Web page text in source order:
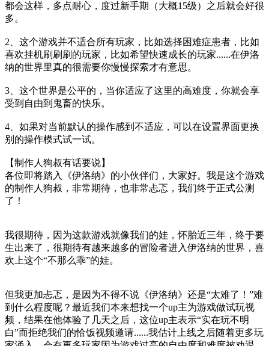
都会这样，多点耐心，度过新手期（大概15级）之后就会好很
多。
2、这个游戏并不适合所有玩家，比如选择困难症患者，比如
喜欢挂机刷刷刷的玩家，比如希望快速成长的玩家......在伊洛
纳的世界里真的很需要你慢慢探索才有意思。
3、这个世界是公平的，当你适应了这里的高难度，你就会享
受到自由到鬼畜的快乐。
4、如果对当前默认的操作感到不适应，可以在设置界面更换
别的操作模式试一试。
【制作人狗叔有话要说】
各位即将踏入《伊洛纳》的小伙伴们，大家好。我是这个游戏
的制作人狗叔，非常期待，也非常忐忑，我们终于正式公测
了！
我很期待，因为这款游戏就像我们的娃，怀胎近三年，终于要
生出来了，很期待有越来越多的冒险者进入伊洛纳的世界，喜
欢上这个“不那么乖”的娃。
但我更加忐忑，是因为不得不说《伊洛纳》还是“太难了！”难
到什么程度呢？最近我们本来想找一个up主为游戏做试玩视
频，结果在他体验了几天之后，这位up主表示“实在玩不明
白”而拒绝我们的恰饭视频邀请......我估计上线之后随着更多玩